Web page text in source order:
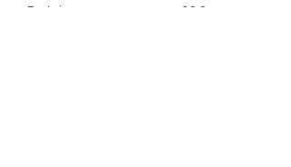
Proteine:
13.2 g